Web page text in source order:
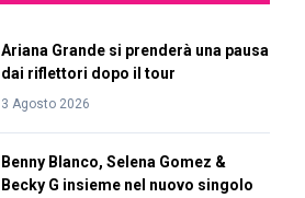
Ariana Grande si prenderà una pausa
dai riflettori dopo il tour
3 Agosto 2026
Benny Blanco, Selena Gomez &
Becky G insieme nel nuovo singolo